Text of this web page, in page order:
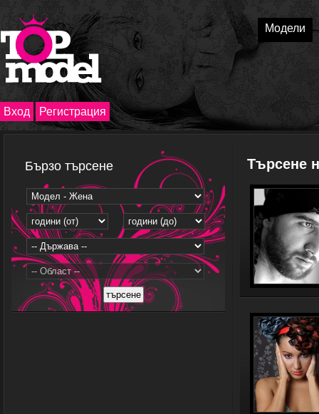
Модели
Вход Регистрация
Бързо търсене Търсене